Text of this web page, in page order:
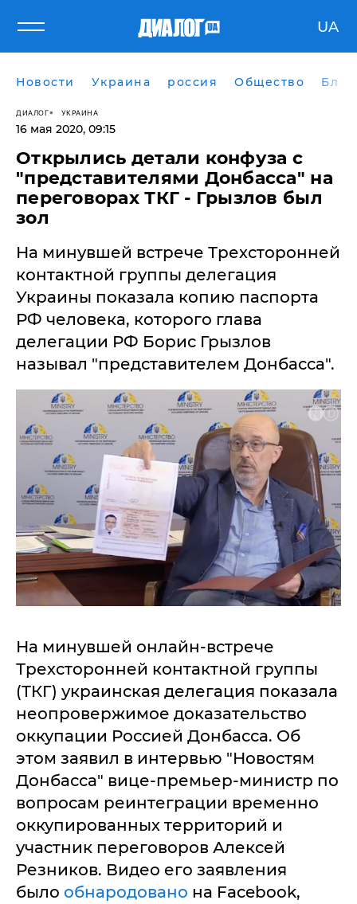
UA
Новости Украина россия Общество
ДИАЛОГ УКРАИНА
16 мая 2020, 09:15
​Открылись детали конфуза с
"представителями Донбасса" на
переговорах ТКГ - Грызлов был
зол
На минувшей встрече Трехсторонней
контактной группы делегация
Украины показала копию паспорта
РФ человека, которого глава
делегации РФ Борис Грызлов
называл "представителем Донбасса".
На минувшей онлайн-встрече
Трехсторонней контактной группы
(ТКГ) украинская делегация показала
неопровержимое доказательство
оккупации Россией Донбасса. Об
этом заявил в интервью "Новостям
Донбасса" вице-премьер-министр по
вопросам реинтеграции временно
оккупированных территорий и
участник переговоров Алексей
Резников. Видео его заявления
было обнародовано на Facebook,